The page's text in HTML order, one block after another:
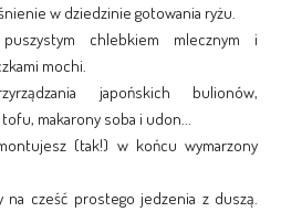
w dziedzinie gotowania ryżu.
chlebkiem mlecznym i
mochi.
japońskich bulionów,
makarony soba i udon...
(tak!) w końcu wymarzony
na cześć prostego jedzenia z duszą.